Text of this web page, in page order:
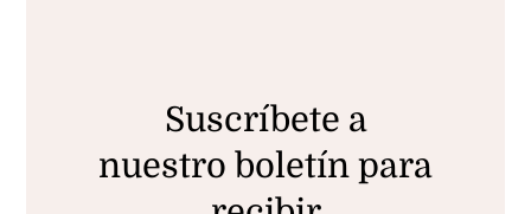
Suscríbete a
nuestro boletín para